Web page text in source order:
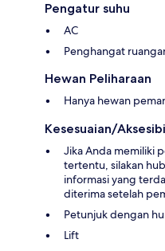
Pengatur suhu
AC
Penghangat
Hewan Peliharaan
Hanya hewan
Kesesuaian/
Jika Anda memiliki
tertentu, silakan
informasi yang
diterima setelah
Petunjuk dengan
Lift